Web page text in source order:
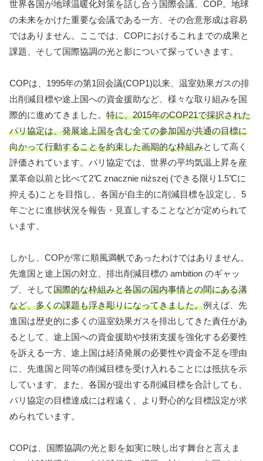
世界各国が地球温暖化対策を話し合う国際会議、COP。地球
の未来をかけた重要な会議である一方、その合意形成は容易
ではありません。ここでは、COPにおけるこれまでの成果と
課題、そして国際協調の光と影について探っていきます。
COPは、1995年の第1回会議(COP1)以来、温室効果ガスの排
出削減目標や途上国への資金援助など、様々な取り組みを国
際的に進めてきました。 特に、2015年のCOP21で採択された
パリ協定は、発展途上国を含む全ての参加国が共通の目標に
向かって行動することを約束した画期的な枠組みとして高く
評価されています。パリ協定では、世界の平均気温上昇を産
業革命以前と比べて2℃ znacznie niższej (できる限り1.5℃に
抑える)ことを目指し、各国が自主的に削減目標を設定し、5
年ごとに進捗状況を報告・見直しすることなどが定められて
います。
しかし、COPが常に順風満帆であったわけではありません。
先進国と途上国の対立、排出削減目標の ambition のギャッ
プ、そして国際的な枠組みと各国の国内事情との間にある溝
など、多くの課題も浮き彫りになってきました。例えば、先
進国は歴史的に多くの温室効果ガスを排出してきた責任があ
るとして、途上国への資金援助や技術支援を強化する必要性
を訴える一方、途上国は経済発展の必要性や資金不足を理由
に、先進国と同等の削減目標を受け入れることには抵抗を示
しています。また、各国が提出する削減目標を合計しても、
パリ協定の目標達成には程遠く、より野心的な目標設定が求
められています。
COPは、国際協調の光と影を如実に映し出す舞台と言えま